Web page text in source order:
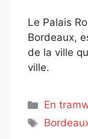
Le Palais
Bordeaux,
de la ville
ville.
En